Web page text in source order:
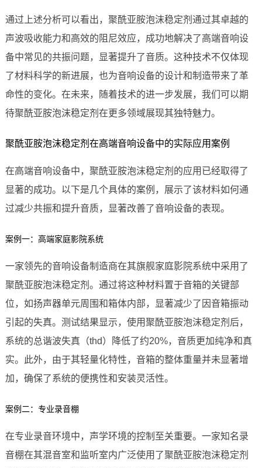
通过上述分析可以看出，聚酰亚胺泡沫稳定剂通过其卓越的
声波吸收能力和高效的阻尼效应，成功地解决了高端音响设
备中常见的共振问题，显著提升了音质。这种技术不仅体现
了材料科学的新进展，也为音响设备的设计和制造带来了革
命性的变化。在未来，随着技术的进一步发展，我们可以期
待聚酰亚胺泡沫稳定剂在更多领域展现其独特魅力。
聚酰亚胺泡沫稳定剂在高端音响设备中的实际应用案例
在高端音响设备中，聚酰亚胺泡沫稳定剂的应用已经取得了
显著的成功。以下是几个具体的案例，展示了该材料如何通
过减少共振和提升音质，显著改善了音响设备的表现。
案例一：高端家庭影院系统
一家领先的音响设备制造商在其旗舰家庭影院系统中采用了
聚酰亚胺泡沫稳定剂。通过将这种材料置于音箱的关键部
位，如扬声器单元周围和箱体内部，显著减少了因音箱振动
引起的失真。测试结果显示，使用聚酰亚胺泡沫稳定剂后，
系统的总谐波失真（thd）降低了约20%，音质更加纯净和真
实。此外，由于其轻量化特性，音箱的整体重量并未显著增
加，确保了系统的便携性和安装灵活性。
案例二：专业录音棚
在专业录音环境中，声学环境的控制至关重要。一家知名录
音棚在其混音室和监听室内广泛使用了聚酰亚胺泡沫稳定剂